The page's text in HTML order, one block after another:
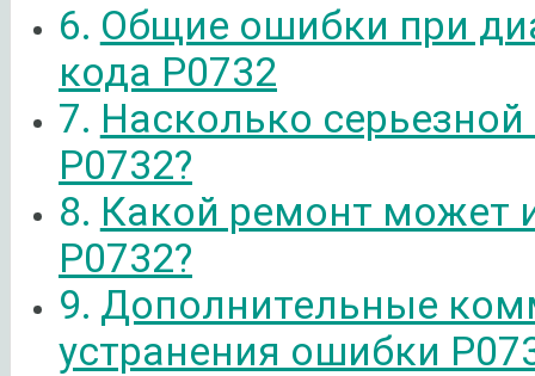
Общие ошибки при
кода P0732
Насколько
P0732?
Какой ремонт может
P0732?
Дополнительные
устранения ошибки